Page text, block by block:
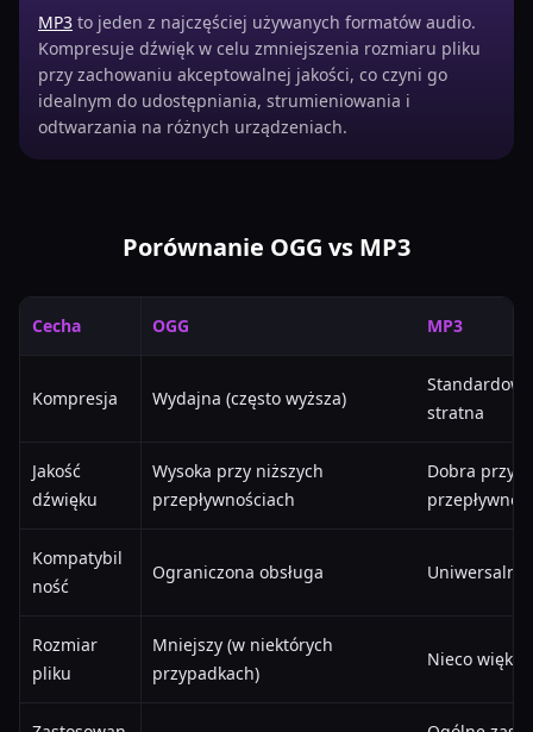
MP3 to jeden z najczęściej używanych formatów audio.
Kompresuje dźwięk w celu zmniejszenia rozmiaru pliku
przy zachowaniu akceptowalnej jakości, co czyni go
idealnym do udostępniania, strumieniowania i
odtwarzania na różnych urządzeniach.
Porównanie OGG vs MP3
Cecha OGG MP3
Kompresja Wydajna (często wyższa)
stratna
Jakość
dźwięku
Wysoka przy niższych
przepływnościach
Dobra przy
Kompatybil
ność
Ograniczona obsługa Uniwersalna
Rozmiar
pliku
Mniejszy (w niektórych
przypadkach)
Nieco